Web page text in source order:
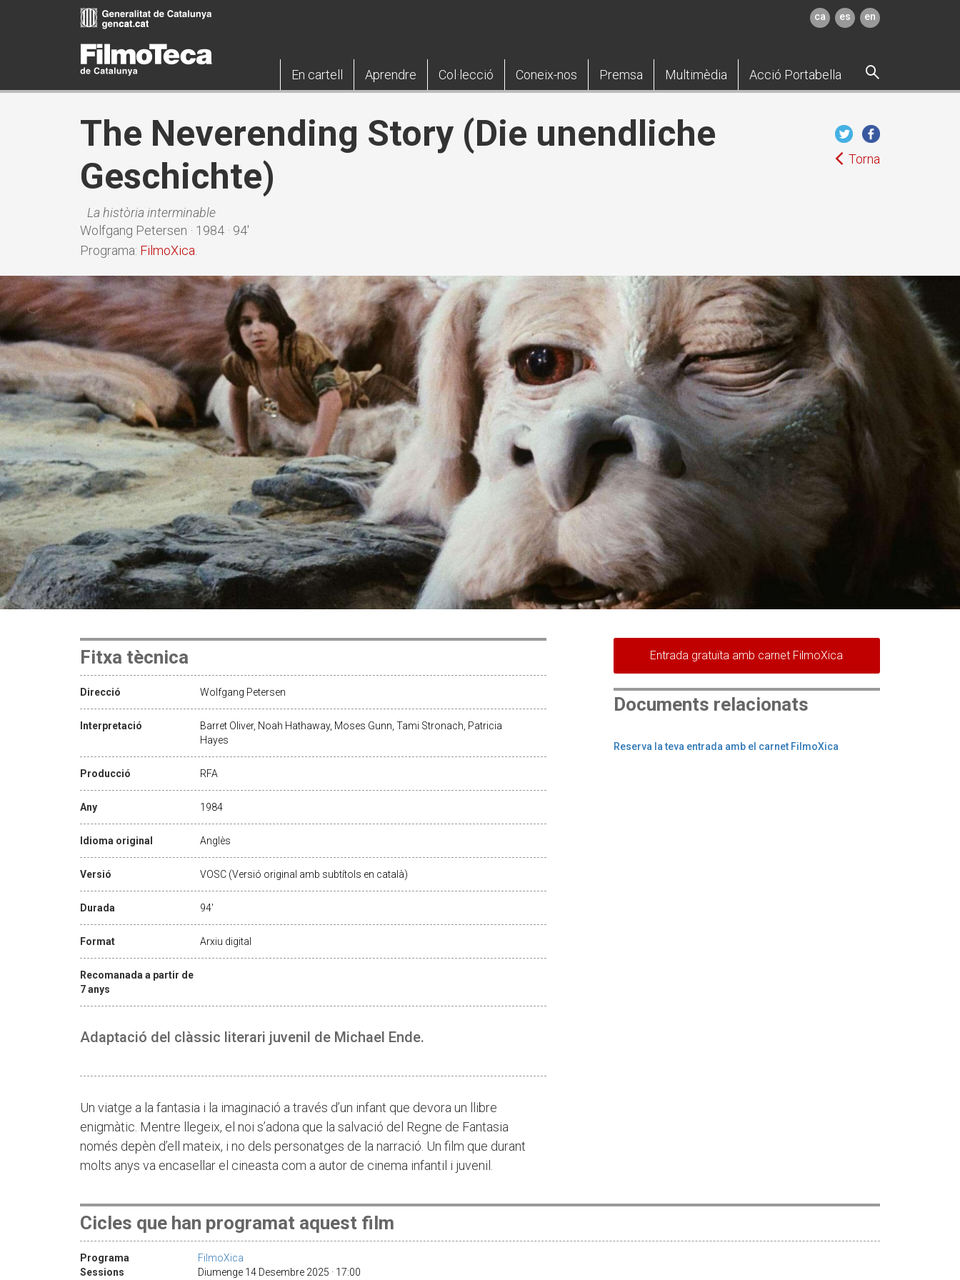
ca es en
En cartell Aprendre Col·lecció Coneix-nos Premsa Multimèdia Acció Portabella
The Neverending Story (Die unendliche
Geschichte)
La història interminable
Wolfgang Petersen · 1984 · 94'
Programa: FilmoXica
Torna
Fitxa tècnica
Direcció Wolfgang Petersen
Interpretació
Barret Oliver, Noah Hathaway, Moses Gunn, Tami Stronach, Patricia
Hayes
Producció RFA
Any 1984
Idioma original Anglès
Versió VOSC (Versió original amb subtítols en català)
Durada 94'
Format Arxiu digital
Recomanada a partir de
7 anys
Adaptació del clàssic literari juvenil de Michael Ende.
Un viatge a la fantasia i la imaginació a través d’un infant que devora un llibre
enigmàtic. Mentre llegeix, el noi s’adona que la salvació del Regne de Fantasia
només depèn d’ell mateix, i no dels personatges de la narració. Un film que durant
molts anys va encasellar el cineasta com a autor de cinema infantil i juvenil.
Entrada gratuïta amb carnet FilmoXica
Documents relacionats
Reserva la teva entrada amb el carnet FilmoXica
Cicles que han programat aquest film
Programa
FilmoXica
Sessions
Diumenge 14 Desembre 2025 · 17:00